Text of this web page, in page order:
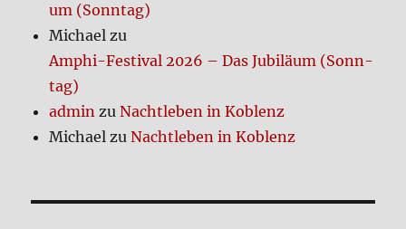
um (Sonn­tag)
Michael zu
Amphi-Festi­val 2026 – Das Jubi­lä­um (Sonn­
tag)
admin zuNacht­le­ben in Koblenz
Michael zuNacht­le­ben in Koblenz